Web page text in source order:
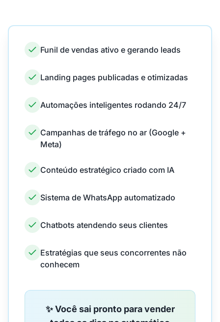
Funil de vendas ativo e gerando leads
Landing pages publicadas e otimizadas
Automações inteligentes rodando 24/7
Campanhas de tráfego no ar (Google +
Meta)
Conteúdo estratégico criado com IA
Sistema de WhatsApp automatizado
Chatbots atendendo seus clientes
Estratégias que seus concorrentes não
conhecem
✨ Você sai pronto para vender